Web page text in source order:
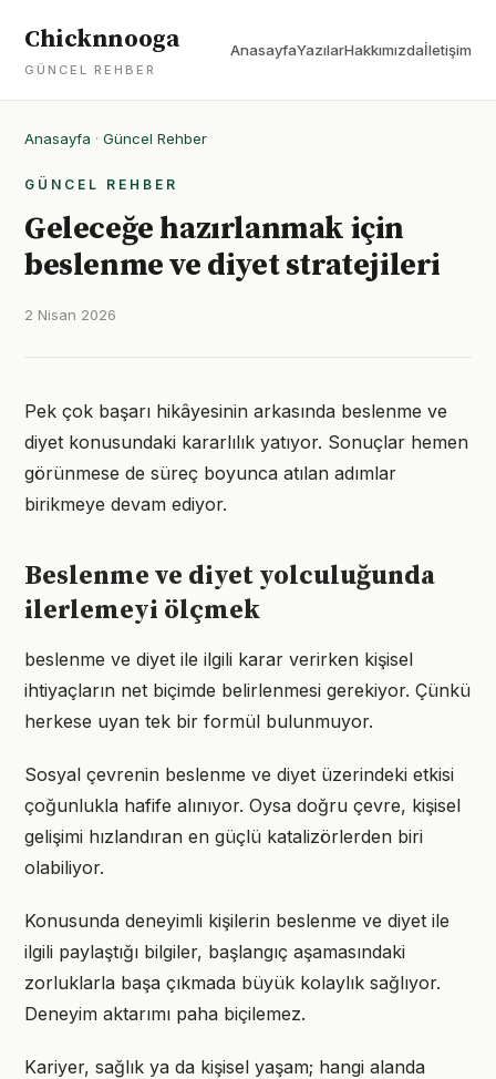
Chicknnooga
GÜNCEL REHBER
AnasayfaYazılarHakkımızdaİletişim
Anasayfa · Güncel Rehber
GÜNCEL REHBER
Geleceğe hazırlanmak için
beslenme ve diyet stratejileri
2 Nisan 2026
Pek çok başarı hikâyesinin arkasında beslenme ve
diyet konusundaki kararlılık yatıyor. Sonuçlar hemen
görünmese de süreç boyunca atılan adımlar
birikmeye devam ediyor.
Beslenme ve diyet yolculuğunda
ilerlemeyi ölçmek
beslenme ve diyet ile ilgili karar verirken kişisel
ihtiyaçların net biçimde belirlenmesi gerekiyor. Çünkü
herkese uyan tek bir formül bulunmuyor.
Sosyal çevrenin beslenme ve diyet üzerindeki etkisi
çoğunlukla hafife alınıyor. Oysa doğru çevre, kişisel
gelişimi hızlandıran en güçlü katalizörlerden biri
olabiliyor.
Konusunda deneyimli kişilerin beslenme ve diyet ile
ilgili paylaştığı bilgiler, başlangıç aşamasındaki
zorluklarla başa çıkmada büyük kolaylık sağlıyor.
Deneyim aktarımı paha biçilemez.
Kariyer, sağlık ya da kişisel yaşam; hangi alanda